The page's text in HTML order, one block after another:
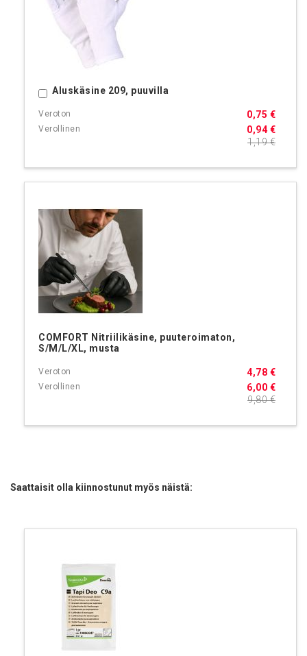
Aluskäsine 209, puuvilla
0,94 €
0,75 €
1,19 €
Ostoskoriin
COMFORT Nitriilikäsine, puuteroimaton,
S/M/L/XL, musta
6,00 €
4,78 €
9,80 €
Saattaisit olla kiinnostunut myös näistä: